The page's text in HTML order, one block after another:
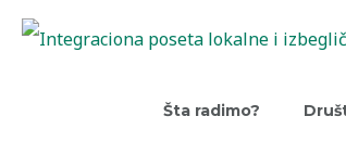
Šta radimo?